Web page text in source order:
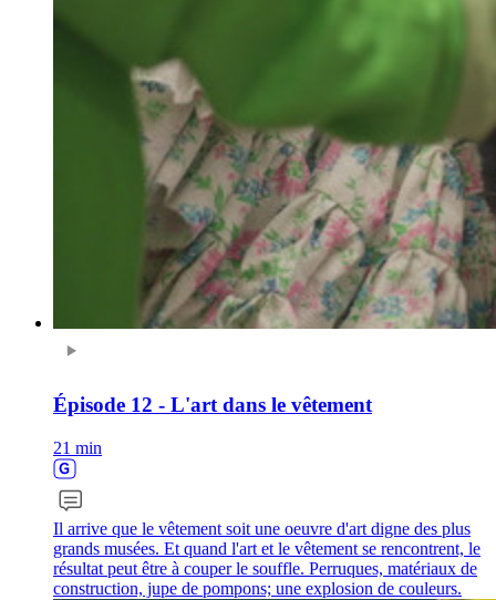
Épisode 12 - L'art dans le vêtement
21 min
Il arrive que le vêtement soit une oeuvre d'art digne des plus
grands musées. Et quand l'art et le vêtement se rencontrent, le
résultat peut être à couper le souffle. Perruques, matériaux de
construction, jupe de pompons; une explosion de couleurs.